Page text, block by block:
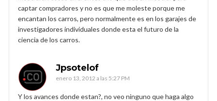
captar compradores y no es que me moleste porque me
encantan los carros, pero normalmente es en los garajes de
investigadores individuales donde esta el futuro de la
ciencia de los carros.
Jpsotelof
enero 13, 2012 a las 5:27 PM
Y los avances donde estan?, no veo ninguno que haga algo